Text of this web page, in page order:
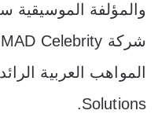
والمؤلفة
Solutions.